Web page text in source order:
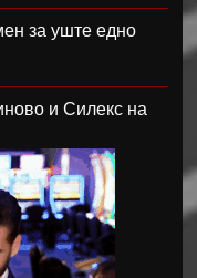
за уште едно
и Силекс на
голови
потпис со Челзи